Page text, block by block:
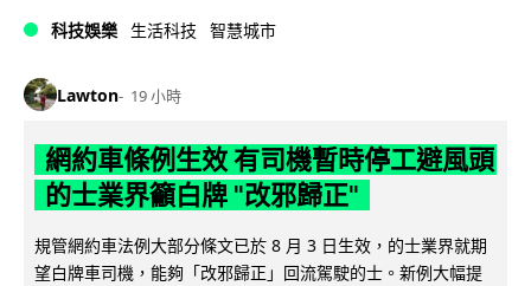
科技娛樂 生活科技 智慧城市
Lawton 19 小時
網約車條例生效 有司機暫時停工避風頭
的士業界籲白牌 "改邪歸正"
規管網約車法例大部分條文已於 8 月 3 日生效，的士業界就期
望白牌車司機，能夠「改邪歸正」回流駕駛的士。新例大幅提